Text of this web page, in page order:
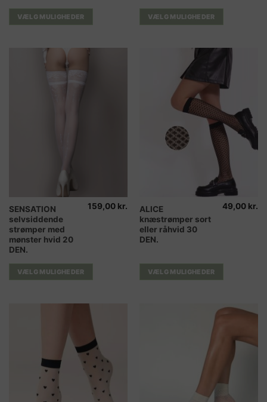
VÆLG MULIGHEDER
Mulighederne
kan
varesiden
VÆLG MULIGHEDER
Mulighederne
kan
SENSATION
selvsiddende
strømper med
mønster hvid 20
DEN.
159,00 kr.
VÆLG MULIGHEDER
Dette
vare
har
flere
Mulighederne
kan
ALICE
knæstrømper sort
eller råhvid 30
DEN.
49,00 kr.
VÆLG MULIGHEDER
Dette
vare
har
flere
Mulighederne
kan